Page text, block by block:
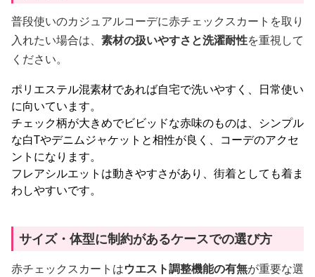
普段使いのカジュアルコーデに赤チェックスカートを取り
入れたい場合は、 素材の扱いやすさと洗濯耐性を重視して
ください。
ポリエステル混素材であれば自宅で洗いやすく、日常使い
に向いています。
チェック柄が大きめでビビッドな赤味のものは、シンプル
な白Tやデニムジャケットと相性が良く、コーデのアクセ
ントになります。
フレアシルエットは動きやすさがあり、街着としても着ま
わしやすいです。
サイズ・体型に制約があるケースでの選び方
赤チェックスカートはウエスト調整機能の有無が重要な選